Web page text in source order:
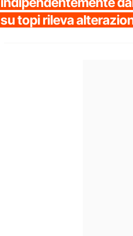
su topi rileva